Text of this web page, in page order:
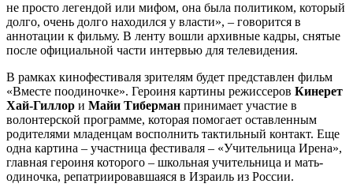
не просто легендой или мифом, она была политиком, который
долго, очень долго находился у власти», – говорится в
аннотации к фильму. В ленту вошли архивные кадры, снятые
после официальной части интервью для телевидения.
В рамках кинофестиваля зрителям будет представлен фильм
«Вместе поодиночке». Героиня картины режиссеров Кинерет
Хай-Гиллор и Майи Тиберман принимает участие в
волонтерской программе, которая помогает оставленным
родителями младенцам восполнить тактильный контакт. Еще
одна картина – участница фестиваля – «Учительница Ирена»,
главная героиня которого – школьная учительница и мать-
одиночка, репатриировавшаяся в Израиль из России.